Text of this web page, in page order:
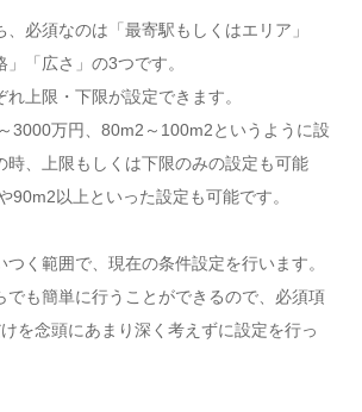
、必須なのは「最寄駅もしくはエリア」
」「広さ」の3つです。
上限・下限が設定できます。
3000万円、80m2～100m2というように設
時、上限もしくは下限のみの設定も可能
90m2以上といった設定も可能です。
く範囲で、現在の条件設定を行います。
でも簡単に行うことができるので、必須項
を念頭にあまり深く考えずに設定を行っ